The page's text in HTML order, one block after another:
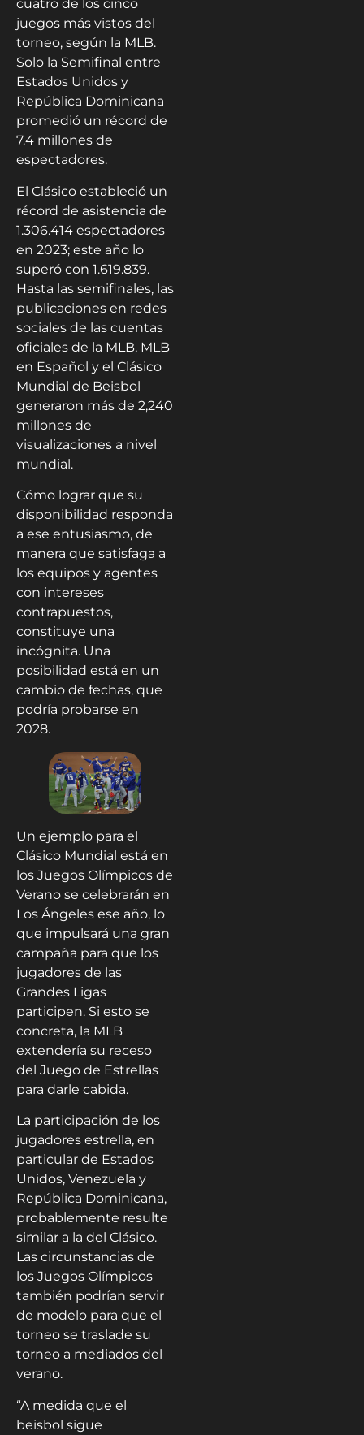
cuatro de los cinco
juegos más vistos del
torneo, según la MLB.
Solo la Semifinal entre
Estados Unidos y
República Dominicana
promedió un récord de
7.4 millones de
espectadores.
El Clásico estableció un
récord de asistencia de
1.306.414 espectadores
en 2023; este año lo
superó con 1.619.839.
Hasta las semifinales, las
publicaciones en redes
sociales de las cuentas
oficiales de la MLB, MLB
en Español y el Clásico
Mundial de Beisbol
generaron más de 2,240
millones de
visualizaciones a nivel
mundial.
Cómo lograr que su
disponibilidad responda
a ese entusiasmo, de
manera que satisfaga a
los equipos y agentes
con intereses
contrapuestos,
constituye una
incógnita. Una
posibilidad está en un
cambio de fechas, que
podría probarse en
2028.
Un ejemplo para el
Clásico Mundial está en
los Juegos Olímpicos de
Verano se celebrarán en
Los Ángeles ese año, lo
que impulsará una gran
campaña para que los
jugadores de las
Grandes Ligas
participen. Si esto se
concreta, la MLB
extendería su receso
del Juego de Estrellas
para darle cabida.
La participación de los
jugadores estrella, en
particular de Estados
Unidos, Venezuela y
República Dominicana,
probablemente resulte
similar a la del Clásico.
Las circunstancias de
los Juegos Olímpicos
también podrían servir
de modelo para que el
torneo se traslade su
torneo a mediados del
verano.
“A medida que el
beisbol sigue